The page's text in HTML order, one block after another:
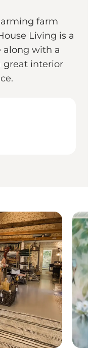
farm
Living is a
along with a
great interior